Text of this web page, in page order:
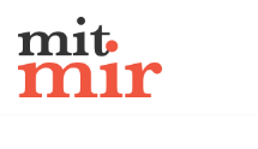
Zum
Inhalt